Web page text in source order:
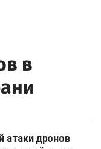
в
атаки дронов